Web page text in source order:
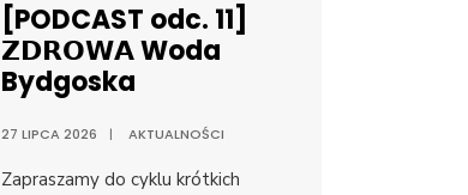
[PODCAST odc. 11]
𝗭𝗗𝗥𝗢𝗪𝗔 Woda
Bydgoska
27 LIPCA 2026 | AKTUALNOŚCI
Zapraszamy do cyklu krótkich